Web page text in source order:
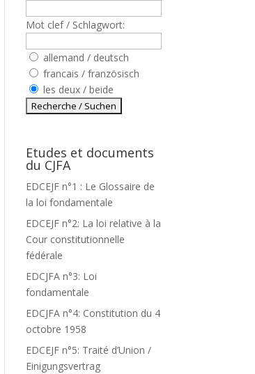
Mot clef / Schlagwort:
allemand / deutsch
francais / französisch
les deux / beide
Etudes et documents
du CJFA
EDCEJF n°1 : Le Glossaire de
la loi fondamentale
EDCEJF n°2: La loi relative à la
Cour constitutionnelle
fédérale
EDCJFA n°3: Loi
fondamentale
EDCJFA n°4: Constitution du 4
octobre 1958
EDCEJF n°5: Traité d’Union /
Einigungsvertrag